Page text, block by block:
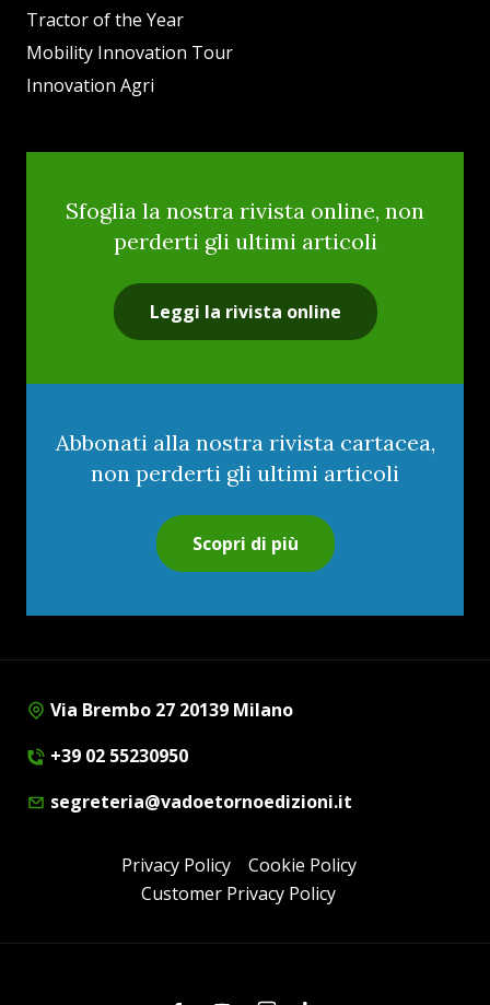
Tractor of the Year
Mobility Innovation Tour
Innovation Agri
Sfoglia la nostra rivista online, non
perderti gli ultimi articoli
Leggi la rivista online
Abbonati alla nostra rivista cartacea,
non perderti gli ultimi articoli
Scopri di più
Via Brembo 27 20139 Milano
+39 02 55230950
segreteria@vadoetornoedizioni.it
Privacy Policy
Cookie Policy
Customer Privacy Policy